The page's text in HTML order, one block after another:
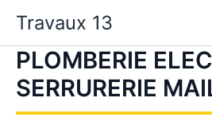
contenu
Travaux 13
PLOMBERIE
SERRURERIE